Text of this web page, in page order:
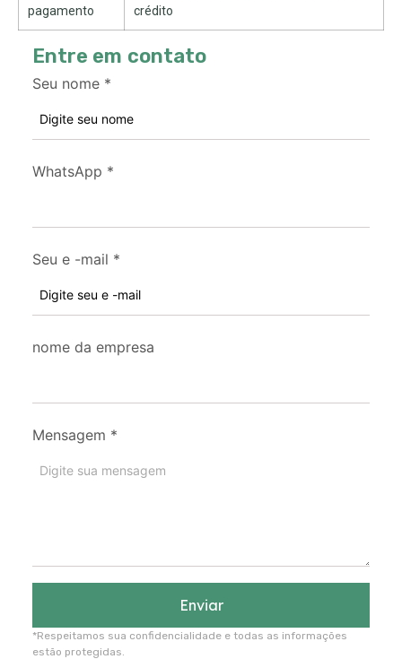
pagamento
crédito
Entre em contato
Seu nome *
WhatsApp *
Seu e -mail *
nome da empresa
Mensagem *
Enviar
*Respeitamos sua confidencialidade e todas as informações
estão protegidas.